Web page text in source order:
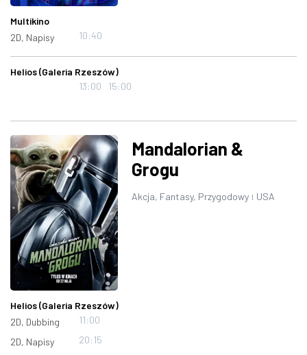
Multikino
2D, Napisy
10:40
Helios (Galeria Rzeszów)
13:00
15:00
Mandalorian &
Grogu
Akcja, Fantasy, Przygodowy | USA
Helios (Galeria Rzeszów)
2D, Dubbing
11:00
2D, Napisy
20:15